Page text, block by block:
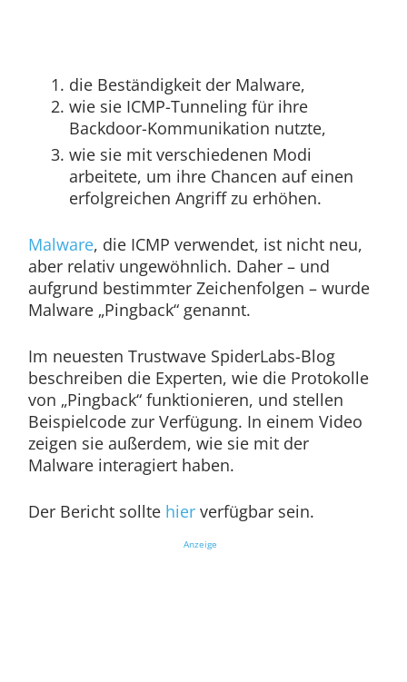
die Beständigkeit der Malware,
wie sie ICMP-Tunneling für ihre
Backdoor-Kommunikation nutzte,
wie sie mit verschiedenen Modi
arbeitete, um ihre Chancen auf einen
erfolgreichen Angriff zu erhöhen.
Malware, die ICMP verwendet, ist nicht neu,
aber relativ ungewöhnlich. Daher – und
aufgrund bestimmter Zeichenfolgen – wurde
Malware „Pingback“ genannt.
Im neuesten Trustwave SpiderLabs-Blog
beschreiben die Experten, wie die Protokolle
von „Pingback“ funktionieren, und stellen
Beispielcode zur Verfügung. In einem Video
zeigen sie außerdem, wie sie mit der
Malware interagiert haben.
Der Bericht sollte hierverfügbar sein.
Anzeige